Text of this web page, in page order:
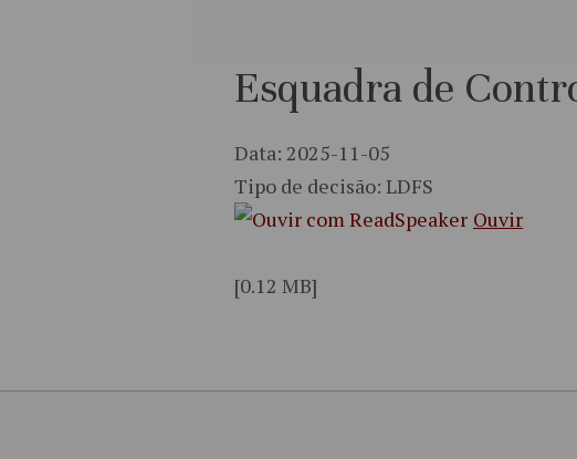
Esquadra de
Data: 2025-11-05
Tipo de decisão: LDFS
Ouvir
[0.12 MB]